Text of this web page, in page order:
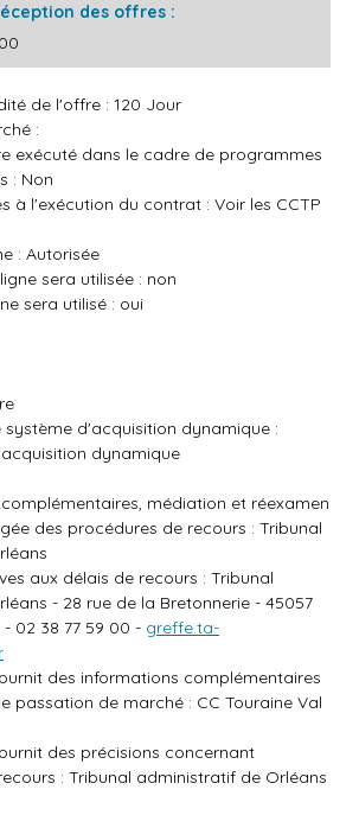
des offres :
de l'offre : 120 Jour
:
exécuté dans le cadre de programmes
: Non
à l'exécution du contrat : Voir les CCTP
: Autorisée
sera utilisée : non
sera utilisé : oui
système d'acquisition dynamique :
dynamique
complémentaires, médiation et réexamen
des procédures de recours : Tribunal
aux délais de recours : Tribunal
- 28 rue de la Bretonnerie - 45057
- 02 38 77 59 00 - greffe.ta-
des informations complémentaires
passation de marché : CC Touraine Val
des précisions concernant
: Tribunal administratif de Orléans